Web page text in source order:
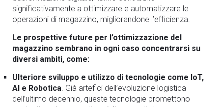
significativamente a ottimizzare e automatizzare le
operazioni di magazzino, migliorandone l’efficienza.
Le prospettive future per l’ottimizzazione del
magazzino sembrano in ogni caso concentrarsi su
diversi ambiti, come:
Ulteriore sviluppo e utilizzo di tecnologie come IoT,
AI e Robotica. Già artefici dell’evoluzione logistica
dell’ultimo decennio, queste tecnologie promettono